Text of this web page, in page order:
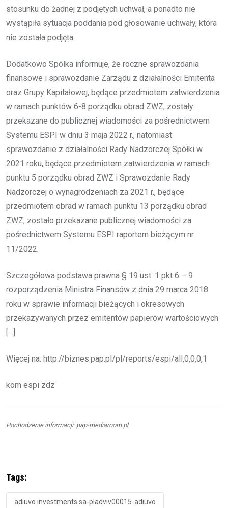
stosunku do żadnej z podjętych uchwał, a ponadto nie
wystąpiła sytuacja poddania pod głosowanie uchwały, która
nie została podjęta.
Dodatkowo Spółka informuje, że roczne sprawozdania
finansowe i sprawozdanie Zarządu z działalności Emitenta
oraz Grupy Kapitałowej, będące przedmiotem zatwierdzenia
w ramach punktów 6-8 porządku obrad ZWZ, zostały
przekazane do publicznej wiadomości za pośrednictwem
Systemu ESPI w dniu 3 maja 2022 r., natomiast
sprawozdanie z działalności Rady Nadzorczej Spółki w
2021 roku, będące przedmiotem zatwierdzenia w ramach
punktu 5 porządku obrad ZWZ i Sprawozdanie Rady
Nadzorczej o wynagrodzeniach za 2021 r., będące
przedmiotem obrad w ramach punktu 13 porządku obrad
ZWZ, zostało przekazane publicznej wiadomości za
pośrednictwem Systemu ESPI raportem bieżącym nr
11/2022.
Szczegółowa podstawa prawna § 19 ust. 1 pkt 6 – 9
rozporządzenia Ministra Finansów z dnia 29 marca 2018
roku w sprawie informacji bieżących i okresowych
przekazywanych przez emitentów papierów wartościowych
[…].
Więcej na: http://biznes.pap.pl/pl/reports/espi/all,0,0,0,1
kom espi zdz
Pochodzenie informacji: pap-mediaroom.pl
Tags:
adiuvo investments sa-pladviv00015-adiuvo